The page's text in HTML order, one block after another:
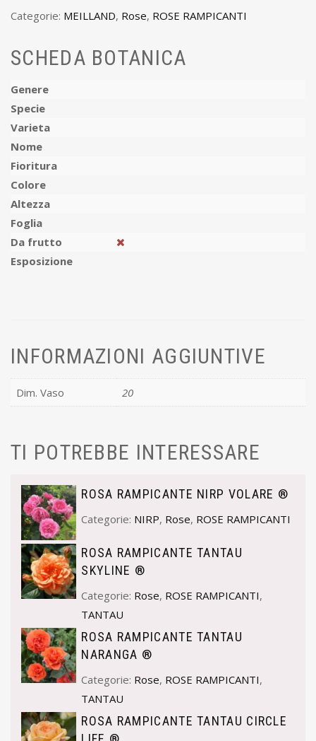
Categorie: MEILLAND, Rose, ROSE RAMPICANTI
SCHEDA BOTANICA
Genere
Specie
Varieta
Nome
Fioritura
Colore
Altezza
Foglia
Da frutto
Esposizione
INFORMAZIONI AGGIUNTIVE
Dim. Vaso 20
TI POTREBBE INTERESSARE
ROSA RAMPICANTE NIRP VOLARE ®
Categorie: NIRP, Rose, ROSE RAMPICANTI
ROSA RAMPICANTE TANTAU
SKYLINE ®
Categorie: Rose, ROSE RAMPICANTI,
TANTAU
ROSA RAMPICANTE TANTAU
NARANGA ®
Categorie: Rose, ROSE RAMPICANTI,
TANTAU
ROSA RAMPICANTE TANTAU CIRCLE